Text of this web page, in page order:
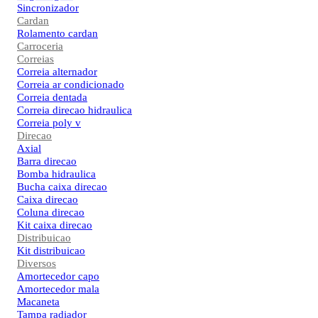
Sincronizador
Cardan
Rolamento cardan
Carroceria
Correias
Correia alternador
Correia ar condicionado
Correia dentada
Correia direcao hidraulica
Correia poly v
Direcao
Axial
Barra direcao
Bomba hidraulica
Bucha caixa direcao
Caixa direcao
Coluna direcao
Kit caixa direcao
Distribuicao
Kit distribuicao
Diversos
Amortecedor capo
Amortecedor mala
Macaneta
Tampa radiador